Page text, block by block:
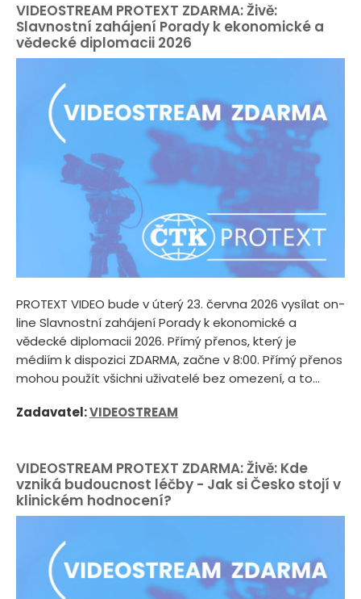
VIDEOSTREAM PROTEXT ZDARMA: Živě:
Slavnostní zahájení Porady k ekonomické a
vědecké diplomacii 2026
PROTEXT VIDEO bude v úterý 23. června 2026 vysílat on-
line Slavnostní zahájení Porady k ekonomické a
vědecké diplomacii 2026. Přímý přenos, který je
médiím k dispozici ZDARMA, začne v 8:00. Přímý přenos
mohou použít všichni uživatelé bez omezení, a to...
Zadavatel:VIDEOSTREAM
VIDEOSTREAM PROTEXT ZDARMA: Živě: Kde
vzniká budoucnost léčby - Jak si Česko stojí v
klinickém hodnocení?